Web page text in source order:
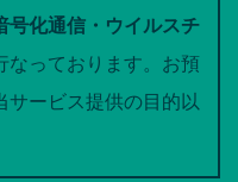
号化通信・ウイルスチ
なっております。お預
サービス提供の目的以